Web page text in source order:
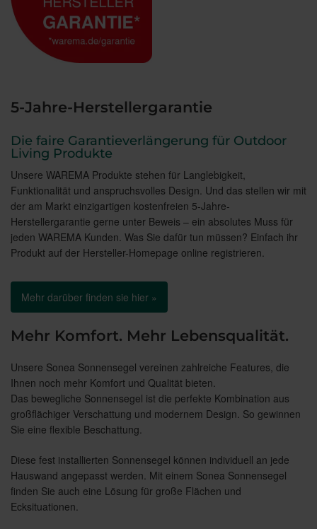
5-Jahre-Herstellergarantie
Die faire Garantieverlängerung für Outdoor
Living Produkte
Unsere WAREMA Produkte stehen für Langlebigkeit,
Funktionalität und anspruchsvolles Design. Und das stellen wir mit
der am Markt einzigartigen kostenfreien 5-Jahre-
Herstellergarantie gerne unter Beweis – ein absolutes Muss für
jeden WAREMA Kunden. Was Sie dafür tun müssen? Einfach ihr
Produkt auf der Hersteller-Homepage online registrieren.
Mehr darüber finden sie hier »
Mehr Komfort. Mehr Lebensqualität.
Unsere Sonea Sonnensegel vereinen zahlreiche Features, die
Ihnen noch mehr Komfort und Qualität bieten.
Das bewegliche Sonnensegel ist die perfekte Kombination aus
großflächiger Verschattung und modernem Design. So gewinnen
Sie eine flexible Beschattung.
Diese fest installierten Sonnensegel können individuell an jede
Hauswand angepasst werden. Mit einem Sonea Sonnensegel
finden Sie auch eine Lösung für große Flächen und
Ecksituationen.